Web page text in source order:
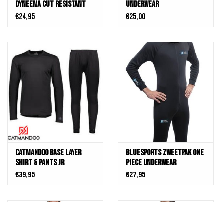
Dyneema Cut Resistant
Knee Sock
€24,95
Underwear
€25,00
Catmandoo Base Layer
Shirt & Pants JR
€39,95
BLUESPORTS Zweetpak one
piece UNDERWEAR
€27,95